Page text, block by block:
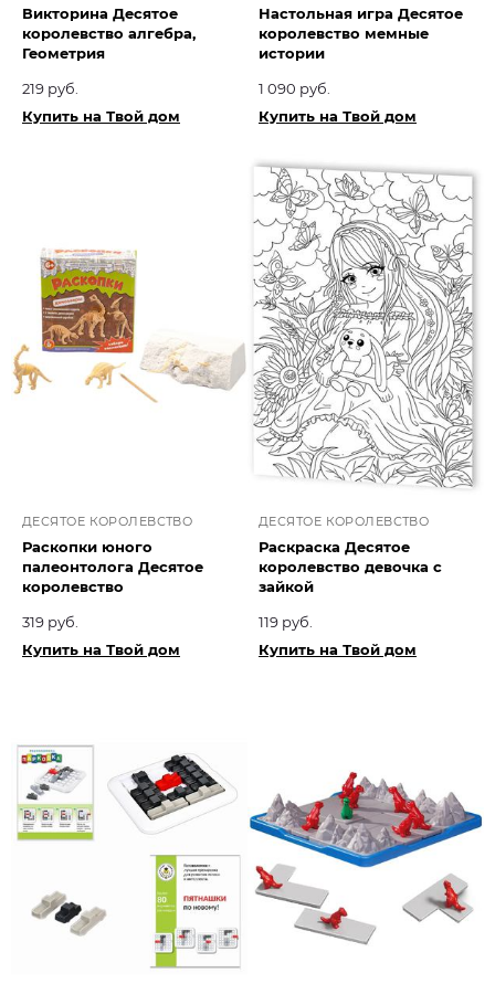
Викторина Десятое
королевство алгебра,
Геометрия
219 руб.
Купить на Твой дом
Настольная игра Десятое
королевство мемные
истории
1 090 руб.
Купить на Твой дом
ДЕСЯТОЕ КОРОЛЕВСТВО
Раскопки юного
палеонтолога Десятое
королевство
319 руб.
Купить на Твой дом
ДЕСЯТОЕ КОРОЛЕВСТВО
Раскраска Десятое
королевство девочка с
зайкой
119 руб.
Купить на Твой дом